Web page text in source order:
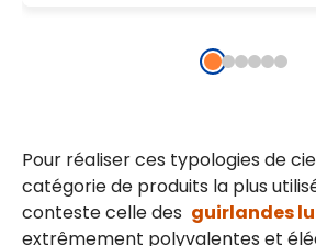
Pour réaliser ces typologies de
catégorie de produits la plus
conteste celle des guirlandes
extrêmement polyvalentes et